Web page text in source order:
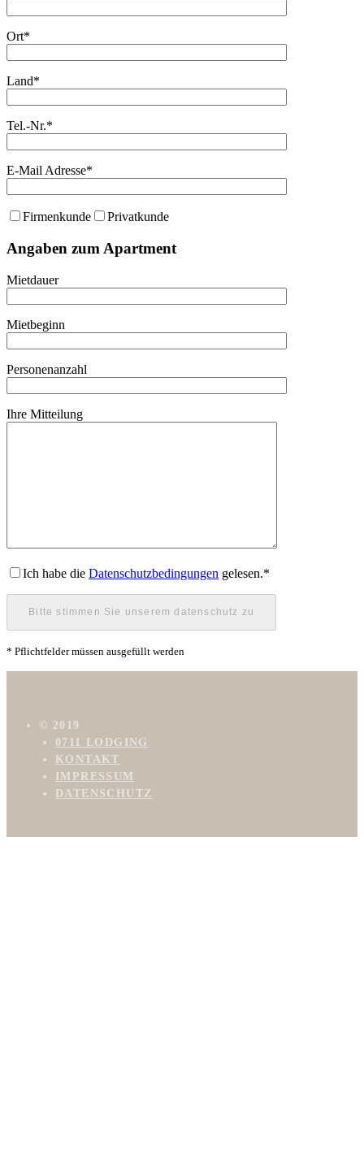
Ort*
Land*
Tel.-Nr.*
E-Mail Adresse*
Firmenkunde Privatkunde
Angaben zum Apartment
Mietdauer
Mietbeginn
Personenanzahl
Ihre Mitteilung
Ich habe die Datenschutzbedingungen gelesen.*
* Pflichtfelder müssen ausgefüllt werden
© 2019
0711 LODGING
KONTAKT
IMPRESSUM
DATENSCHUTZ